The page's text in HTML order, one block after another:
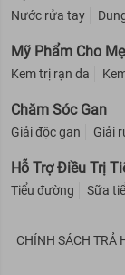
Nước rửa tay
Mỹ Phẩm Cho Mẹ
Kem trị rạn da
Chăm Sóc Gan
Giải độc gan Giải
Hỗ Trợ Điều Trị
Tiểu đường Sữa
CHÍNH SÁCH TRẢ